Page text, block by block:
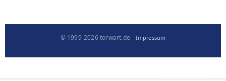
© 1999-2026 torwart.de - Impressum